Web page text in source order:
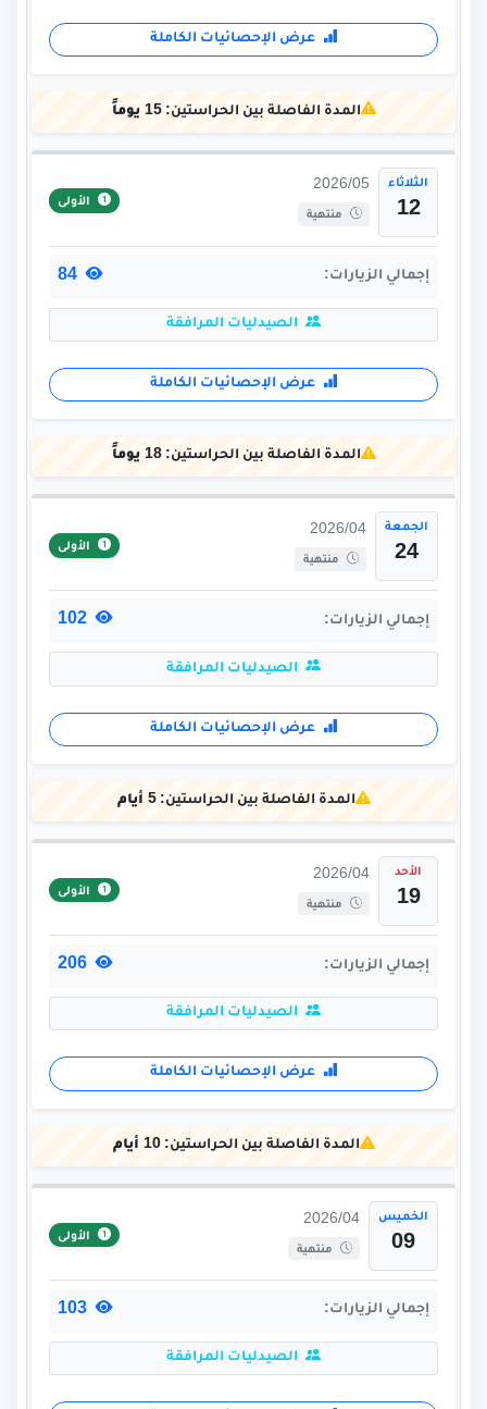
عرض الإحصائيات الكاملة
المدة الفاصلة بين الحراستين:15 يوماً
الثلاثاء
12
2026/05
منتهية
الأولى
إجمالي الزيارات:
الصيدليات المرافقة
عرض الإحصائيات الكاملة
المدة الفاصلة بين الحراستين:18 يوماً
الجمعة
24
2026/04
منتهية
الأولى
إجمالي الزيارات:
الصيدليات المرافقة
عرض الإحصائيات الكاملة
المدة الفاصلة بين الحراستين:5 أيام
الأحد
19
2026/04
منتهية
الأولى
إجمالي الزيارات:
الصيدليات المرافقة
عرض الإحصائيات الكاملة
المدة الفاصلة بين الحراستين:10 أيام
الخميس
09
2026/04
منتهية
الأولى
إجمالي الزيارات:
الصيدليات المرافقة